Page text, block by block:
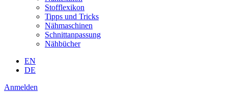
Stofflexikon
Tipps und Tricks
Nähmaschinen
Schnittanpassung
Nähbücher
EN
DE
Anmelden